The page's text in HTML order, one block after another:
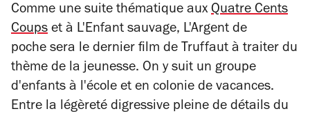
Comme une suite thématique aux Quatre Cents
Coups et à L'Enfant sauvage, L'Argent de
poche sera le dernier film de Truffaut à traiter du
thème de la jeunesse. On y suit un groupe
d'enfants à l'école et en colonie de vacances.
Entre la légèreté digressive pleine de détails du